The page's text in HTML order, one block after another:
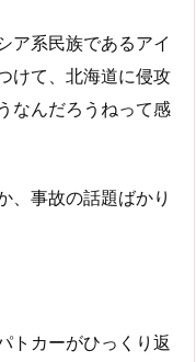
ア系民族であるアイ
けて、北海道に侵攻
なんだろうねって感
、事故の話題ばかり
トカーがひっくり返